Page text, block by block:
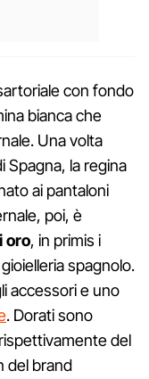
con fondo
bianca che
Una volta
Spagna, la regina
ai pantaloni
poi, è
oro, in primis i
spagnolo.
accessori e uno
. Dorati sono
del
del brand